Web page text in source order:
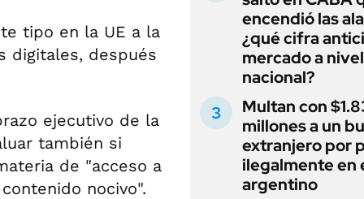
tipo en la UE a la
digitales, después
ejecutivo de la
también si
de "acceso a
nocivo".
encendió las
¿qué cifra
mercado a nivel
nacional?
Multan con
millones a un
extranjero por
ilegalmente en
argentino